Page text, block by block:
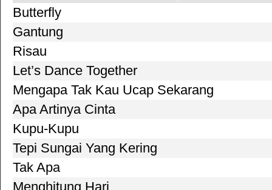
Butterfly
Gantung
Risau
Let’s Dance Together
Mengapa Tak Kau Ucap Sekarang
Apa Artinya Cinta
Kupu-Kupu
Tepi Sungai Yang Kering
Tak Apa
Menghitung Hari